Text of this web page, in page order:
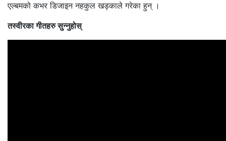
एल्बमको कभर डिजाइन नहकुल खड्काले गरेका हुन् ।
तस्वीरका गीतहरु सुन्नुहोस्